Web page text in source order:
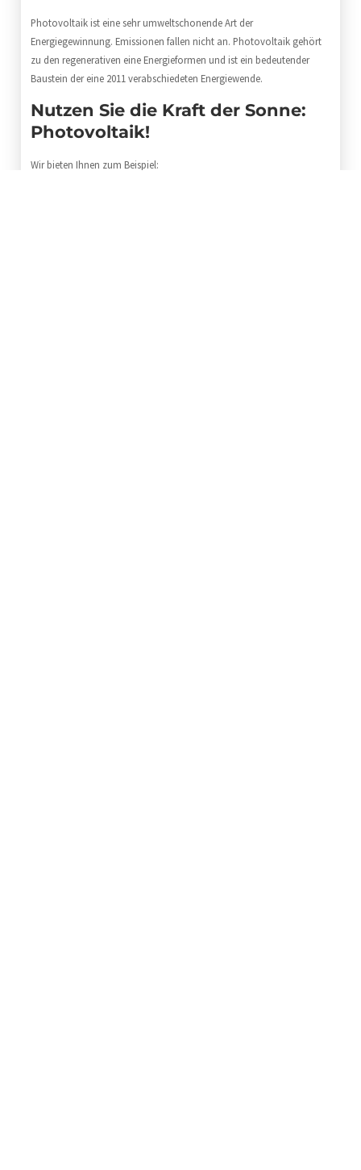
Photovoltaik ist eine sehr umweltschonende Art der
Energiegewinnung. Emissionen fallen nicht an. Photovoltaik gehört
zu den regenerativen eine Energieformen und ist ein bedeutender
Baustein der eine 2011 verabschiedeten Energiewende.
Nutzen Sie die Kraft der Sonne:
Photovoltaik!
Wir bieten Ihnen zum Beispiel: